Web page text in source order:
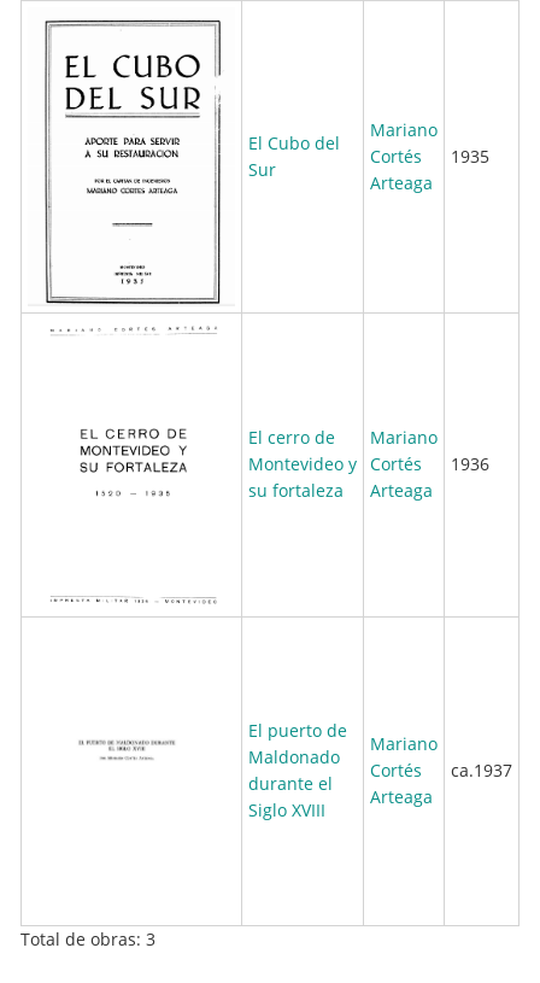
El Cubo del
Sur
Mariano
Cortés
Arteaga
1935
El cerro de
Montevideo y
su fortaleza
Mariano
Cortés
Arteaga
1936
El puerto de
Maldonado
durante el
Siglo XVIII
Mariano
Cortés
Arteaga
ca.1937
Total de obras: 3